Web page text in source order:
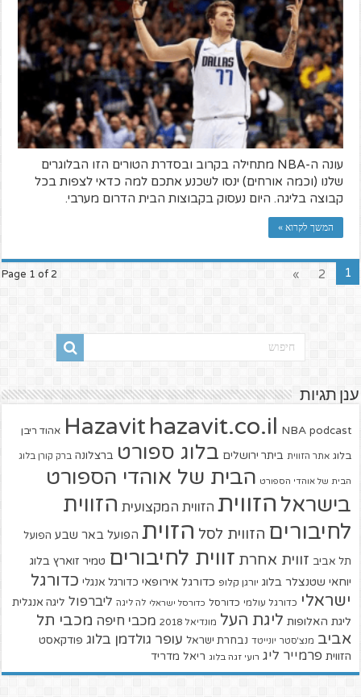
עונה ה-NBA מתחילה בקרוב ובסדרת הטורים הזו הבלוגרים
שלנו (וכמה אורחים) ינסו לשכנע אתכם למה כדאי לצפות בכל
קבוצה בליגה. היום נעסוק בקבוצות הבית הדרום מערבי.
המשך לקרוא »
Page 1 of 2 1
2
»
ענן תגיות
Hazavit hazavit.co.il NBA podcast אהוד ריבן
בלוג אתר הזווית ביתר ירושלים בלוג ספורט ברצלונה ברק קורן בלוג
הבית של אוהדי הספורט הבית של אוהדי הספורט
בישראל הזווית הזווית המקצועית הזווית
לחיבורים הזווית לסל הזוית הפועל באר שבע הפועל
תל אביב זווית אחרת זווית לחיבורים טמיר זוארץ בלוג
יוחאי שטנצלר בלוג יורגן קלופ כדורגל אירופאי כדורגל אנגלי כדורגל
ישראלי כדורגל עולמי כדורסל כדורסל ישראלי לה ליגה ליברפול ליגה אנגלית
ליגת האלופות ליגת העל מונדיאל 2018 מכבי חיפה מכבי תל
אביב מנצ'סטר יונייטד נבחרת ישראל עופר גולדמן בלוג פודקאסט
הזווית פרמייר ליג רועי זגה בלוג ריאל מדריד